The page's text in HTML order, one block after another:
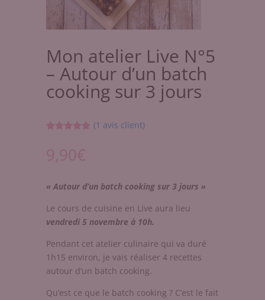
Mon atelier Live N°5
– Autour d’un batch
cooking sur 3 jours
basé sur
notation
(1 avis client)
9,90€
« Autour d’un batch cooking sur 3 jours »
Le cours de cuisine en Live aura lieu
vendredi 5 novembre à 10h.
Pendant cet atelier culinaire qui va duré
1h15 environ, je vais réaliser 4 recettes
autour d’un batch cooking.
Qu’est ce que le batch cooking ? C’est le fait